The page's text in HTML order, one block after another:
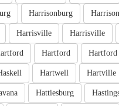
Harrison
Harrisonburg
Harrisville
Harrisville
Hartford
Hartville
Hartwell
Hattiesburg